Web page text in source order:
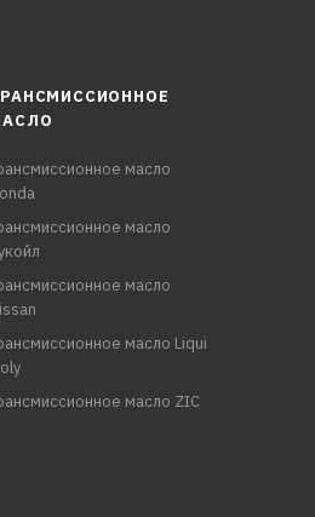
масло
масло
масло
масло Liqui
масло ZIC